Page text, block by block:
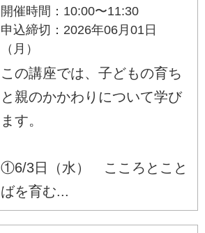
開催時間：10:00〜11:30
申込締切：2026年06月01日
（月）
この講座では、子どもの育ち
と親のかかわりについて学び
ます。
①6/3日（水） こころとこと
ばを育む...